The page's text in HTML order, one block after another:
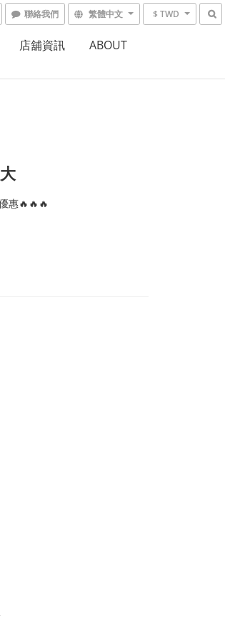
聯絡我們 繁體中文 $ TWD
店舖資訊 ABOUT
惠🔥🔥🔥